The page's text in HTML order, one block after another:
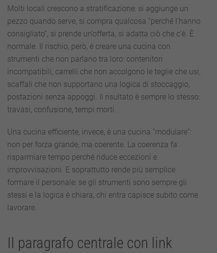
Molti locali crescono a stratificazione: si aggiunge un
pezzo quando serve, si compra qualcosa “perché l’hanno
consigliato”, si prende un’offerta, si adatta ciò che c’è. È
normale. Il rischio, però, è creare una cucina con
strumenti che non parlano tra loro: contenitori
incompatibili, carrelli che non accolgono le teglie che usi,
scaffali che non supportano una logica di stoccaggio,
postazioni senza appoggi. Il risultato è sempre lo stesso:
travasi, confusione, tempi morti.
Una cucina efficiente, invece, è una cucina “modulare”:
non per forza grande, ma coerente. La coerenza fa
risparmiare tempo perché riduce eccezioni e
improvvisazioni. E soprattutto rende più semplice
formare il personale: se gli strumenti sono sempre gli
stessi e la logica è chiara, chi entra capisce subito come
lavorare.
Il paragrafo centrale con link